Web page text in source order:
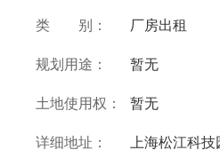
类 别： 厂房出租
规划用途： 暂无
土地使用权： 暂无
详细地址： 上海松江科技